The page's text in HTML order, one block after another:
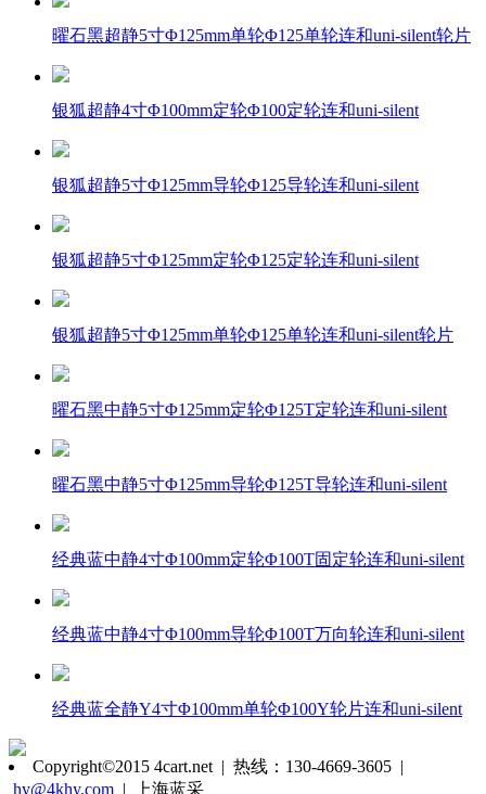
曜石黑超静5寸Φ125mm单轮Φ125单轮连和uni-silent轮片
银狐超静4寸Φ100mm定轮Φ100定轮连和uni-silent
银狐超静5寸Φ125mm导轮Φ125导轮连和uni-silent
银狐超静5寸Φ125mm定轮Φ125定轮连和uni-silent
银狐超静5寸Φ125mm单轮Φ125单轮连和uni-silent轮片
曜石黑中静5寸Φ125mm定轮Φ125T定轮连和uni-silent
曜石黑中静5寸Φ125mm导轮Φ125T导轮连和uni-silent
经典蓝中静4寸Φ100mm定轮Φ100T固定轮连和uni-silent
经典蓝中静4寸Φ100mm导轮Φ100T万向轮连和uni-silent
经典蓝全静Y4寸Φ100mm单轮Φ100Y轮片连和uni-silent
Copyright©2015 4cart.net | 热线：130-4669-3605 |
hy@4khy.com | 上海蓝采